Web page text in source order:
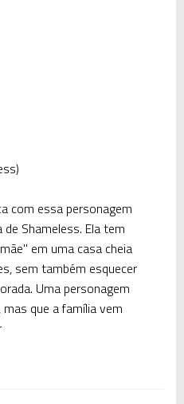
com essa personagem
Shameless. Ela tem
em uma casa cheia
sem também esquecer
Uma personagem
que a família vem